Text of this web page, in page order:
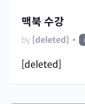
맥북 수강
by [deleted] •
[deleted]